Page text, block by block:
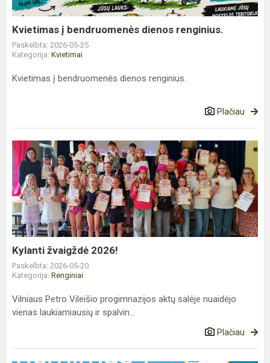
Kvietimas į bendruomenės dienos renginius.
Paskelbta: 2026-05-25
Kategorija: Kvietimai
Kvietimas į bendruomenės dienos renginius.
Plačiau
Kylanti
žvaigždė
2026!
Kylanti žvaigždė 2026!
Paskelbta: 2026-05-20
Kategorija: Renginiai
Vilniaus Petro Vileišio progimnazijos aktų salėje nuaidėjo
vienas laukiamiausių ir spalvin...
Plačiau